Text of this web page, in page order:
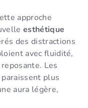
approche
esthétique
des distractions
avec fluidité,
Les
plus
aura légère,